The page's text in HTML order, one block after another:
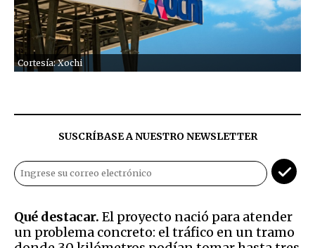
Cortesía: Xochi
SUSCRÍBASE A NUESTRO NEWSLETTER
Qué destacar. El proyecto nació para atender
un problema concreto: el tráfico en un tramo